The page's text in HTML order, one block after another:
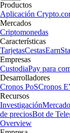
Productos
Aplicación
Mercados
Criptomonedas
Características
TarjetasCestasEarn
Empresas
CustodiaPay para
Desarrolladores
Cronos PoSCronos
Recursos
InvestigaciónMercado
de preciosBot de
Overview